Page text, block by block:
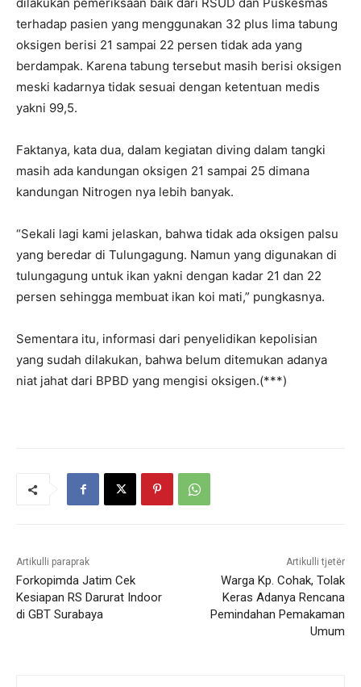
terhadap pasien yang menggunakan 32 plus lima tabung
oksigen berisi 21 sampai 22 persen tidak ada yang
berdampak. Karena tabung tersebut masih berisi oksigen
meski kadarnya tidak sesuai dengan ketentuan medis
yakni 99,5.
Faktanya, kata dua, dalam kegiatan diving dalam tangki
masih ada kandungan oksigen 21 sampai 25 dimana
kandungan Nitrogen nya lebih banyak.
“Sekali lagi kami jelaskan, bahwa tidak ada oksigen palsu
yang beredar di Tulungagung. Namun yang digunakan di
tulungagung untuk ikan yakni dengan kadar 21 dan 22
persen sehingga membuat ikan koi mati,” pungkasnya.
Sementara itu, informasi dari penyelidikan kepolisian
yang sudah dilakukan, bahwa belum ditemukan adanya
niat jahat dari BPBD yang mengisi oksigen.(***)
Artikulli paraprak
Forkopimda Jatim Cek
Kesiapan RS Darurat Indoor
di GBT Surabaya
Artikulli tjetër
Warga Kp. Cohak, Tolak
Keras Adanya Rencana
Pemindahan Pemakaman
Umum